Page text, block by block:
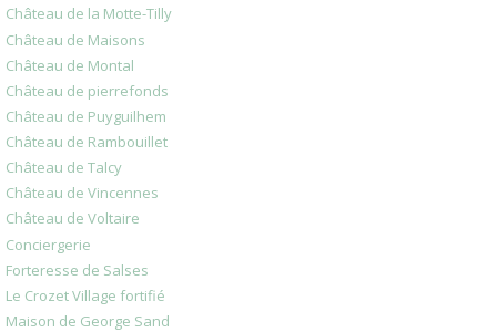
Château de la Motte-Tilly
Château de Maisons
Château de Montal
Château de pierrefonds
Château de Puyguilhem
Château de Rambouillet
Château de Talcy
Château de Vincennes
Château de Voltaire
Conciergerie
Forteresse de Salses
Le Crozet Village fortifié
Maison de George Sand